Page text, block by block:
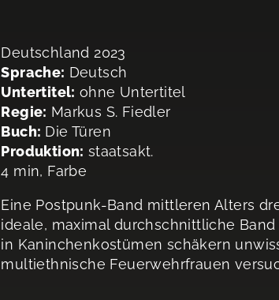
Deutschland 2023
Sprache: Deutsch
Untertitel: ohne Untertitel
Regie: Markus S. Fiedler
Buch: Die Türen
Produktion: staatsakt.
4 min, Farbe
Eine Postpunk-Band mittleren Alters
ideale, maximal durchschnittliche
in Kaninchenkostümen schäkern
multiethnische Feuerwehrfrauen